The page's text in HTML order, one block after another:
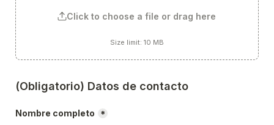
Click to choose a file or drag here
Size limit: 10 MB
(Obligatorio) Datos de contacto
Nombre completo *